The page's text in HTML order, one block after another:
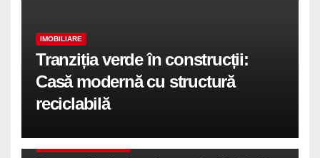
IMOBILIARE
Tranziția verde în construcții:
Casă modernă cu structură
reciclabilă